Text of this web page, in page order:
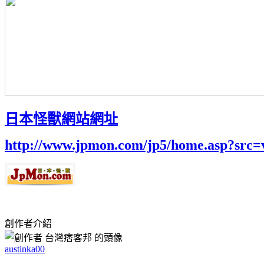
日本怪獸網站網址
http://www.jpmon.com/jp5/
創作者介紹
austinka00